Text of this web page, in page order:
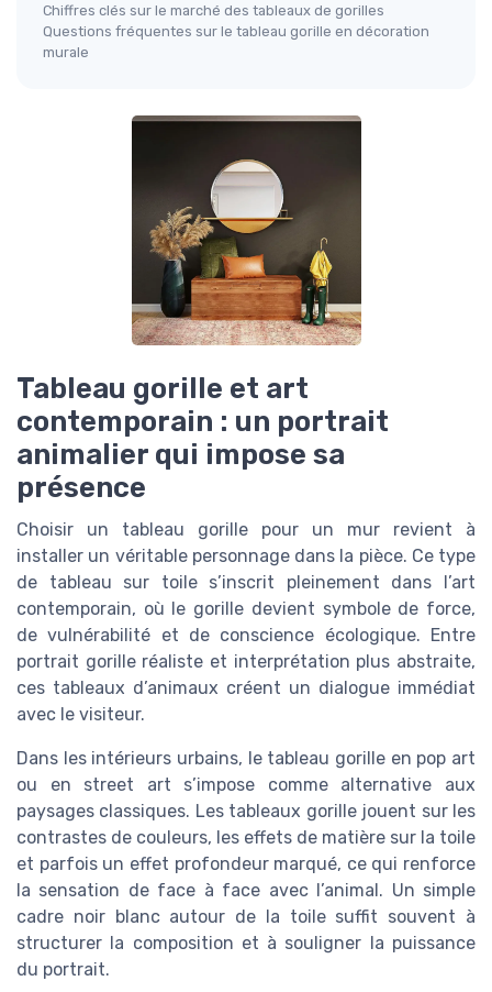
Chiffres clés sur le marché des tableaux de gorilles
Questions fréquentes sur le tableau gorille en décoration
murale
Tableau gorille et art
contemporain : un portrait
animalier qui impose sa
présence
Choisir un tableau gorille pour un mur revient à
installer un véritable personnage dans la pièce. Ce type
de tableau sur toile s’inscrit pleinement dans l’art
contemporain, où le gorille devient symbole de force,
de vulnérabilité et de conscience écologique. Entre
portrait gorille réaliste et interprétation plus abstraite,
ces tableaux d’animaux créent un dialogue immédiat
avec le visiteur.
Dans les intérieurs urbains, le tableau gorille en pop art
ou en street art s’impose comme alternative aux
paysages classiques. Les tableaux gorille jouent sur les
contrastes de couleurs, les effets de matière sur la toile
et parfois un effet profondeur marqué, ce qui renforce
la sensation de face à face avec l’animal. Un simple
cadre noir blanc autour de la toile suffit souvent à
structurer la composition et à souligner la puissance
du portrait.